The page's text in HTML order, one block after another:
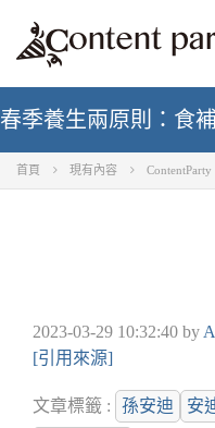
春季養生兩原則：食
首頁 現有內容 ContentParty
2023-03-29 10:32:40 by
[引用來源]
文章標籤 : 孫安迪 安